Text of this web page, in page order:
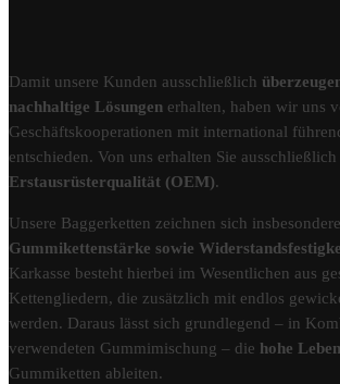
Damit unsere Kunden ausschließlich
nachhaltige Lösungen erhalten, haben wir uns
Geschäftskooperationen mit international
entschieden. Von uns erhalten Sie
Erstausrüsterqualität (OEM).
Unsere Baggerketten zeichnen sich
Gummikettenstärke sowie
Karkasse besteht hierbei im Wesentlichen aus
Kettengliedern, die zusätzlich mit endlos
werden. Daraus lässt sich grundlegend – in
verwendeten Gummimischung – die hohe
Gummiketten ableiten.